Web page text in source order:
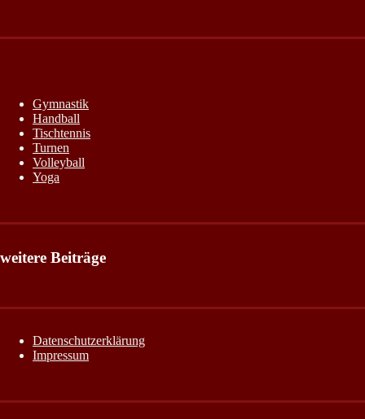
Gymnastik
Handball
Tischtennis
Turnen
Volleyball
Yoga
weitere Beiträge
Datenschutzerklärung
Impressum